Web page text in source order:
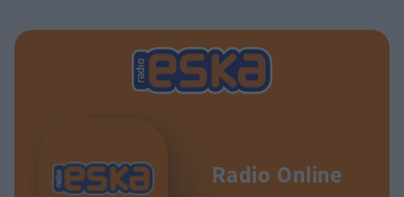
Radio Online